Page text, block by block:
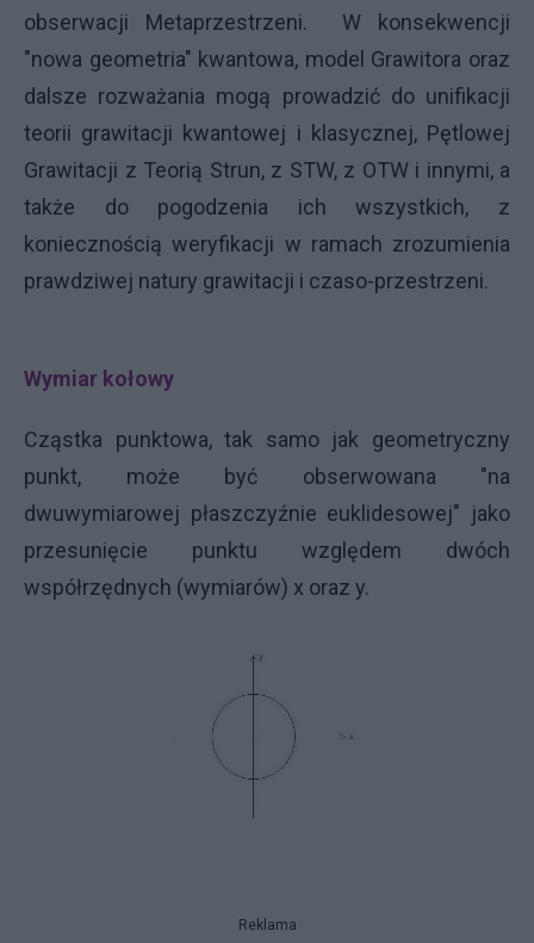
obserwacji Metaprzestrzeni. W konsekwencji
"nowa geometria" kwantowa, model Grawitora oraz
dalsze rozważania mogą prowadzić do unifikacji
teorii grawitacji kwantowej i klasycznej, Pętlowej
Grawitacji z Teorią Strun, z STW, z OTW i innymi, a
także do pogodzenia ich wszystkich, z
koniecznością weryfikacji w ramach zrozumienia
prawdziwej natury grawitacji i czaso-przestrzeni.
Wymiar kołowy
Cząstka punktowa, tak samo jak geometryczny
punkt, może być obserwowana "na
dwuwymiarowej płaszczyźnie euklidesowej" jako
przesunięcie punktu względem dwóch
współrzędnych (wymiarów) x oraz y.
Reklama